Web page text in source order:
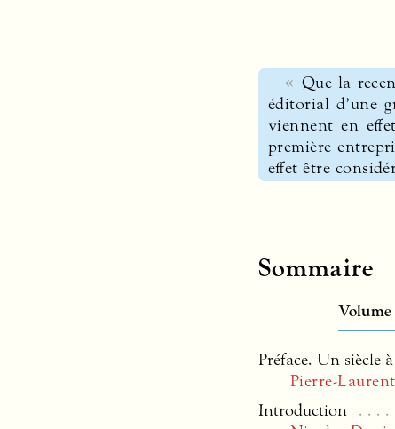
Que la
éditorial d’une
viennent en
première
effet être
Sommaire
Volume
Préface. Un siècle
Pierre-
Introduction